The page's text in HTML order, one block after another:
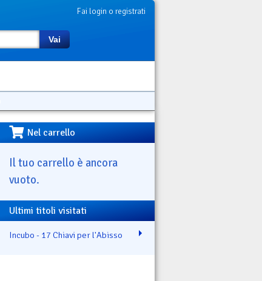
Fai login o registrati
Vai
Nel carrello
Il tuo carrello è ancora
vuoto.
Ultimi titoli visitati
Incubo - 17 Chiavi per l'Abisso